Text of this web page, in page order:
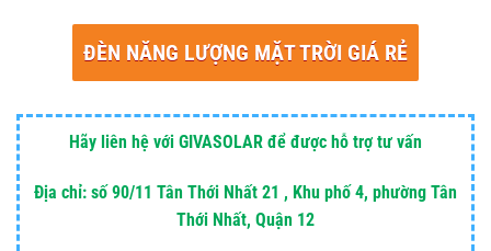
ĐÈN NĂNG LƯỢNG MẶT TRỜI GIÁ RẺ
Hãy liên hệ với GIVASOLAR để được hỗ trợ tư vấn
Địa chỉ: số 90/11 Tân Thới Nhất 21 , Khu phố 4, phường Tân
Thới Nhất, Quận 12